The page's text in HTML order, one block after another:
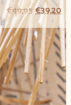
€49,95€39,20